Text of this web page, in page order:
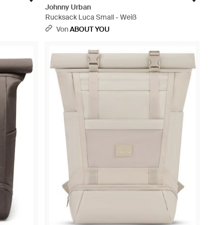
Johnny Urban
Rucksack Luca Small - Weiß
VonABOUT YOU